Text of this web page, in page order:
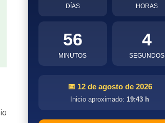
DÍAS HORAS
56
MINUTOS
4
SEGUNDOS
📅 12 de agosto de 2026
Inicio aproximado:19:43 h